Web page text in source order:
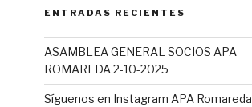
ENTRADAS RECIENTES
ASAMBLEA GENERAL SOCIOS APA
ROMAREDA 2-10-2025
Síguenos en Instagram APA Romareda